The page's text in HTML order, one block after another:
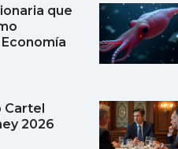
que
Cartel
2026